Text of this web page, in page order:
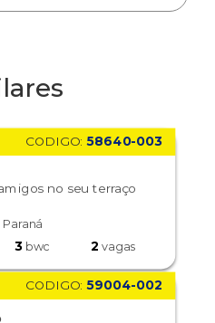
CODIGO:58640-003
no seu terraço
3bwc 2 vagas
CODIGO:59004-002